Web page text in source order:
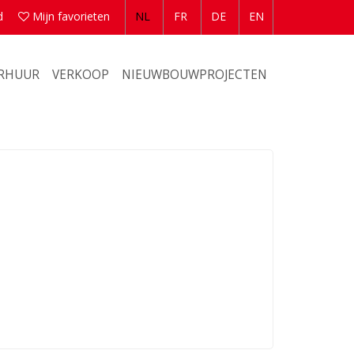
Mijn favorieten NL FR DE EN
VERKOOP NIEUWBOUWPROJECTEN